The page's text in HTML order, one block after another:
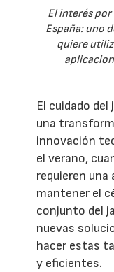
El interés
España: uno
quiere
El cuidado
una
innovación
el verano,
requieren
mantener el
conjunto del
nuevas
hacer estas
y eficientes.